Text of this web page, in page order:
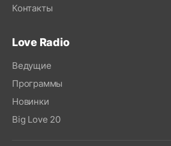
Контакты
Love Radio
Ведущие
Программы
Новинки
Big Love 20